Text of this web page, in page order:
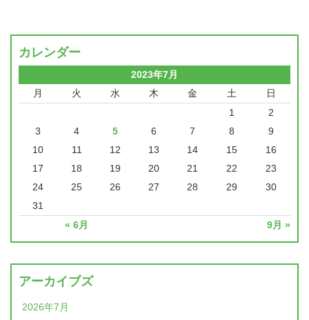
カレンダー
2023年7月
月
火 水 木 金 土 日
« 6月 9月 »
1
2
3
4 5 6 7 8
9
10
11 12 13 14 15
16
17
18 19 20 21 22
23
24
25 26 27 28 29
30
31
アーカイブズ
2026年7月